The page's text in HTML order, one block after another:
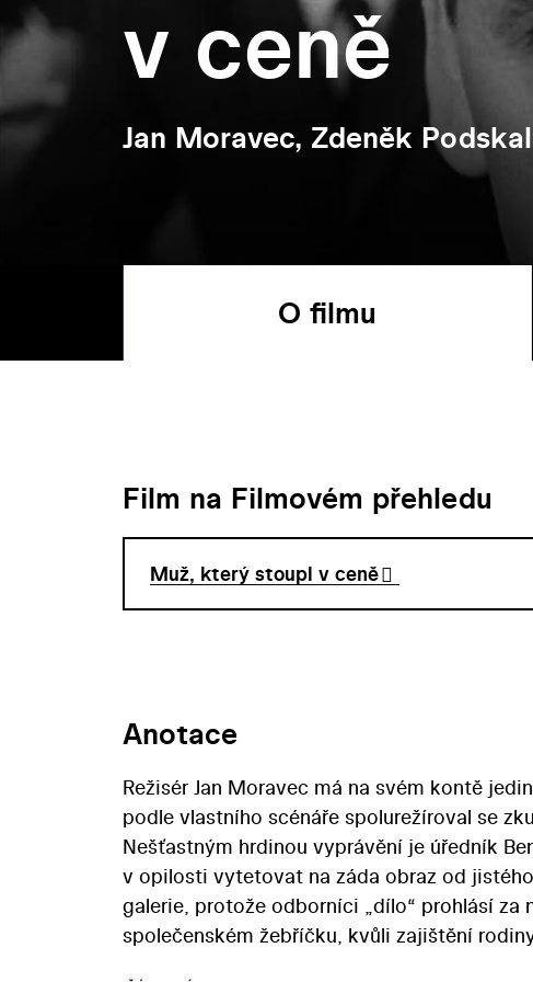
v ceně
Jan Moravec, Zdeněk
O filmu
Film na Filmovém přehledu
Muž, který stoupl v ceně
Anotace
Režisér Jan Moravec má na svém kontě
podle vlastního scénáře spolurežíroval se
Nešťastným hrdinou vyprávění je úředník
v opilosti vytetovat na záda obraz od
galerie, protože odborníci „dílo“ prohlásí za
společenském žebříčku, kvůli zajištění